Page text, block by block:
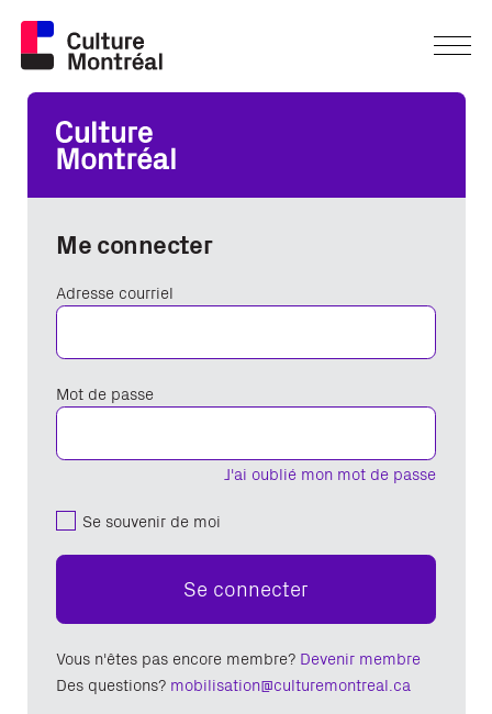
Me connecter
Adresse courriel
J'ai oublié mon mot de passe
Mot de passe
Se souvenir de moi
Se connecter
Vous n'êtes pas encore membre? Devenir membre
Des questions? mobilisation@culturemontreal.ca